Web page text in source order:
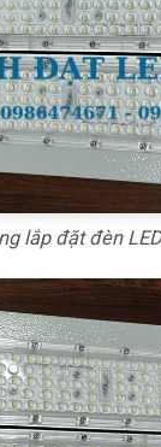
lắp đặt đèn